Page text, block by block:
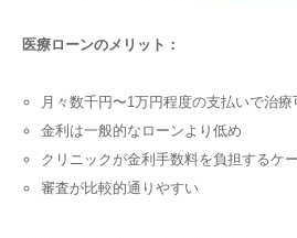
医療ローンのメリット：
月々数千円〜1万円程度の支払いで治療
金利は一般的なローンより低め
クリニックが金利手数料を負担するケ
審査が比較的通りやすい